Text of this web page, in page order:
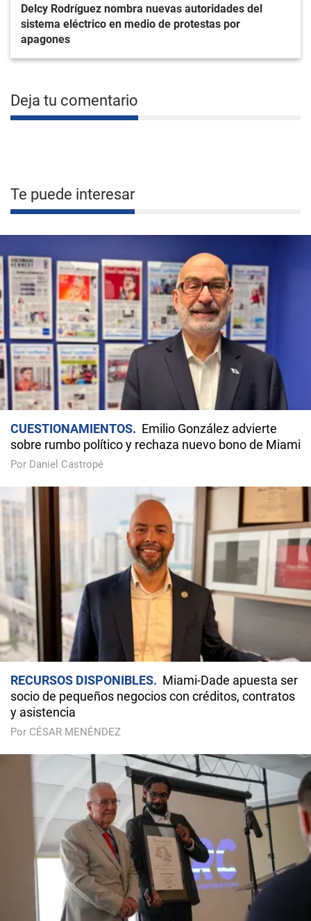
Delcy Rodríguez nombra nuevas autoridades del
sistema eléctrico en medio de protestas por
apagones
Deja tu comentario
Te puede interesar
CUESTIONAMIENTOS
Emilio González advierte
sobre rumbo político y rechaza nuevo bono de Miami
Por Daniel Castropé
RECURSOS DISPONIBLES
Miami-Dade apuesta ser
socio de pequeños negocios con créditos, contratos
y asistencia
Por CÉSAR MENÉNDEZ